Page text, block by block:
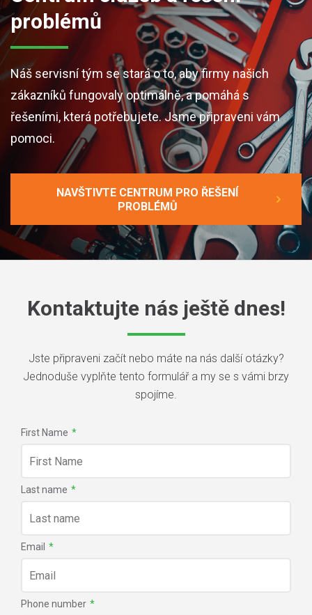
Jednotné a silné spirálové
problémů
Náš servisní tým se stará o to, aby firmy našich
zákazníků fungovaly optimálně, a pomáhá s
řešeními, která potřebujete. Jsme připraveni vám
pomoci.
NAVŠTIVTE CENTRUM PRO ŘEŠENÍ
PROBLÉMŮ
Kontaktujte nás ještě dnes!
Jste připraveni začít nebo máte na nás další otázky?
Jednoduše vyplňte tento formulář a my se s vámi brzy
spojíme.
First Name *
Last name *
Email *
Phone number *